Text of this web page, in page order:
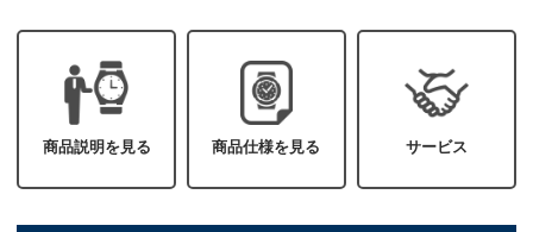
商品説明を見る 商品仕様を見る サービス